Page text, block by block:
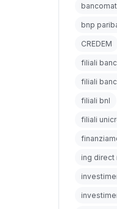
bnp
CREDEM
filiali
filiali
filiali bnl
filiali
ing direct